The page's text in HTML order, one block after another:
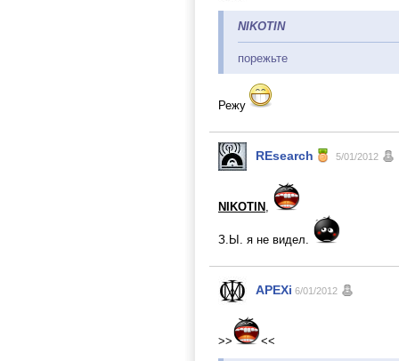
NIKOTIN
порежьте
Режу
REsearch 5/01/2012
NIKOTIN ,
З.Ы. я не видел.
APEXi 6/01/2012
>> <<